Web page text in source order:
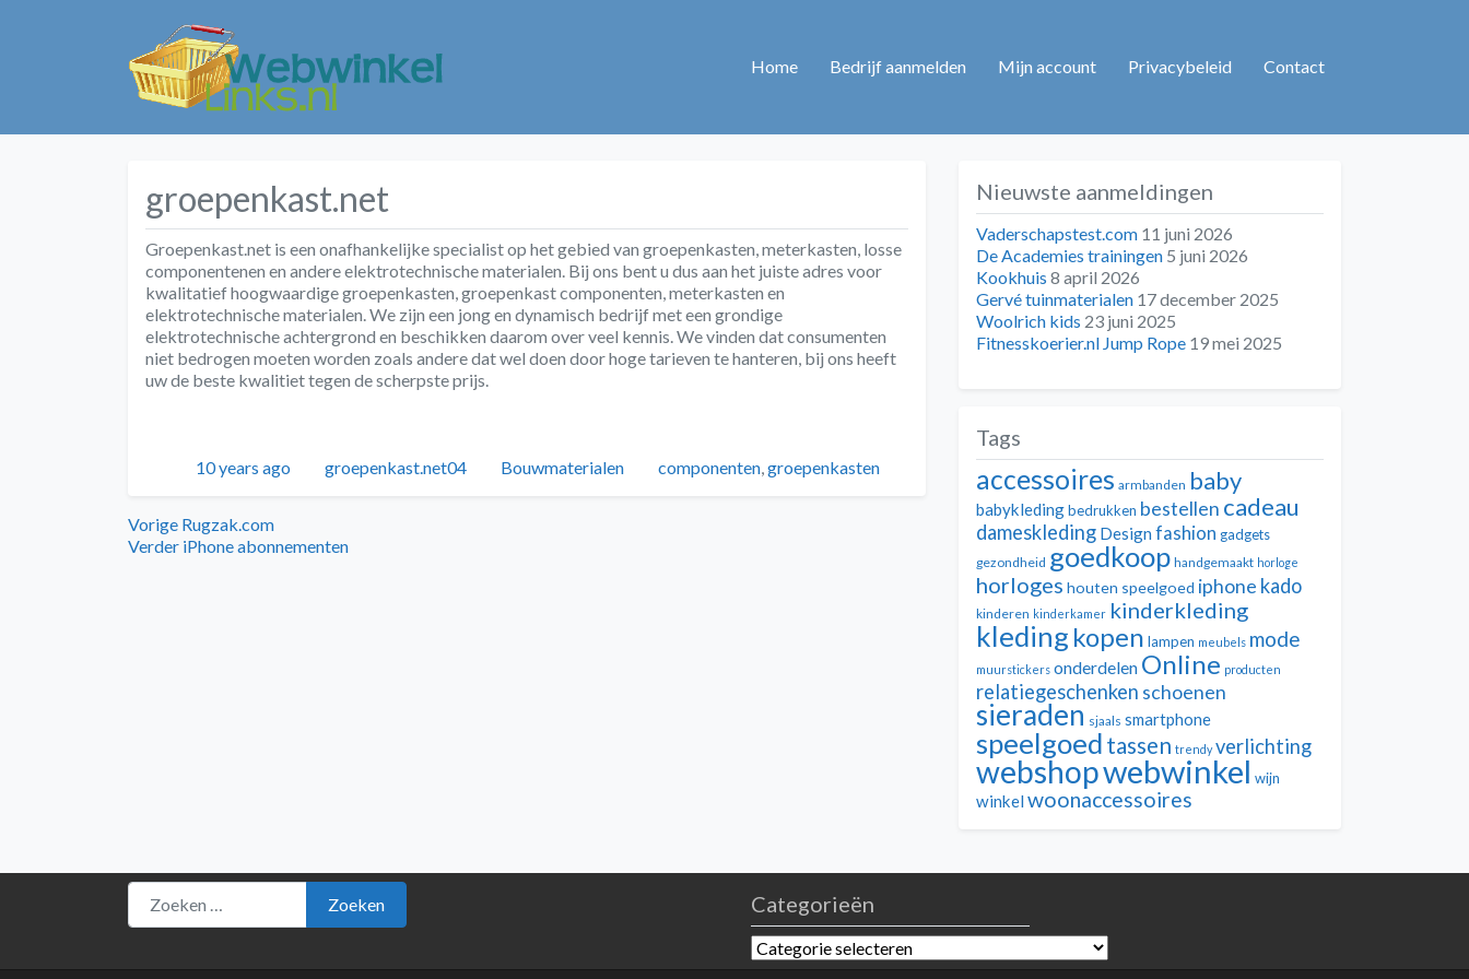
Home Bedrijf aanmelden Mijn account Privacybeleid Contact
groepenkast.net
Groepenkast.net is een onafhankelijke specialist op het gebied van groepenkasten, meterkasten, losse
componentenen en andere elektrotechnische materialen. Bij ons bent u dus aan het juiste adres voor
kwalitatief hoogwaardige groepenkasten, groepenkast componenten, meterkasten en
elektrotechnische materialen. We zijn een jong en dynamisch bedrijf met een grondige
elektrotechnische achtergrond en beschikken daarom over veel kennis. We vinden dat consumenten
niet bedrogen moeten worden zoals andere dat wel doen door hoge tarieven te hanteren, bij ons heeft
uw de beste kwalitiet tegen de scherpste prijs.
Geplaatst
10 years ago Auteur
groepenkast.net04 Categorieën
Bouwmaterialen Tags
componenten groepenkasten
Bericht
Vorige Vorig
bericht:
Rugzak.com
Verder Volgend
iPhone abonnementen
Nieuwste aanmeldingen
Vaderschapstest.com 11 juni 2026
De Academies trainingen 5 juni 2026
Kookhuis 8 april 2026
Gervé tuinmaterialen 17 december 2025
Woolrich kids 23 juni 2025
Fitnesskoerier.nl Jump Rope 19 mei 2025
Tags
accessoires armbanden baby
babykledingbedrukken bestellen cadeau
dameskleding Design fashion gadgets
gezondheid goedkoop handgemaakt horloge
horloges houten speelgoed iphone kado
kinderen kinderkamer kinderkleding
kleding kopen lampen meubels mode
muurstickers onderdelen Online producten
relatiegeschenken schoenen
sieraden sjaals smartphone
speelgoed tassen trendy verlichting
webshopwebwinkel wijn
winkelwoonaccessoires
Zoeken naar:
Zoeken Categorieën
Categorieën